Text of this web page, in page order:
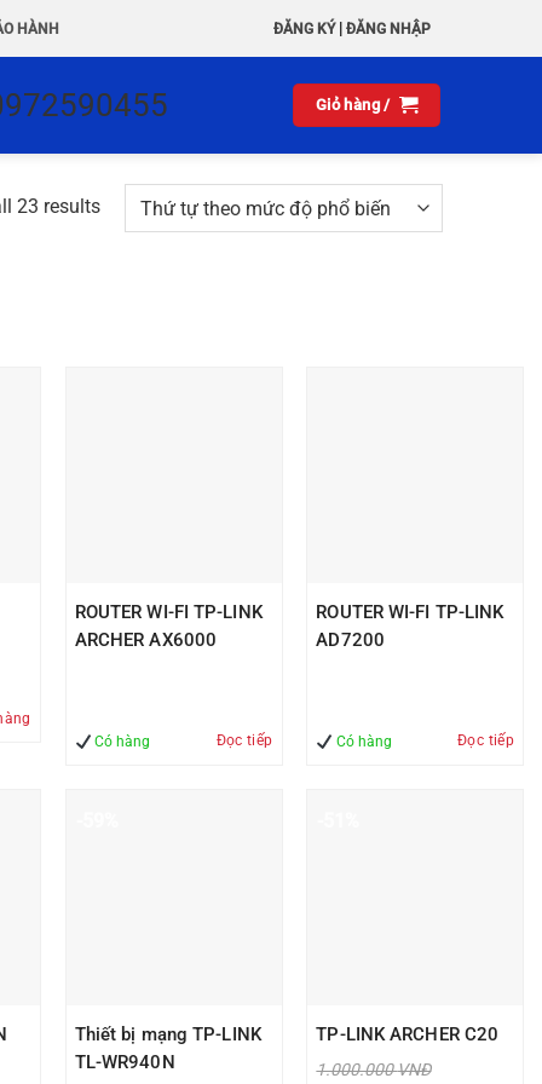
HÀNH ĐĂNG KÝ| ĐĂNG NHẬP
Giỏ hàng /
23 results
VNĐ.
ROUTER WI-FI TP-LINK
ARCHER AX6000
Có hàng Đọc tiếp
ROUTER WI-FI TP-LINK
AD7200
Có hàng Đọc tiếp
Thiết bị mạng TP-LINK
TL-WR940N
TP-LINK ARCHER C20
1.000.000VNĐ
Giá